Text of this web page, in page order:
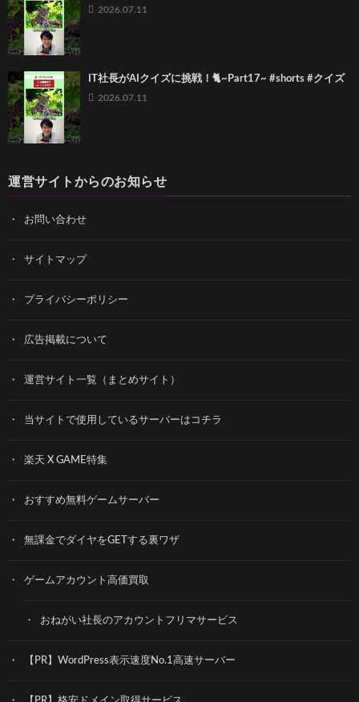
2026.07.11
IT社長がAIクイズに挑戦！🐈~Part17~ #shorts #クイズ
2026.07.11
運営サイトからのお知らせ
お問い合わせ
サイトマップ
プライバシーポリシー
広告掲載について
運営サイト一覧（まとめサイト）
当サイトで使用しているサーバーはコチラ
楽天 X GAME特集
おすすめ無料ゲームサーバー
無課金でダイヤをGETする裏ワザ
ゲームアカウント高価買取
おねがい社長のアカウントフリマサービス
【PR】WordPress表示速度No.1高速サーバー